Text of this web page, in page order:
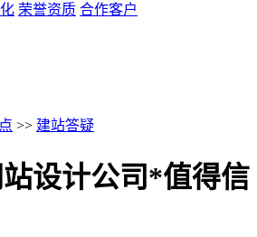
荣誉资质 合作客户
>> 建站答疑
设计公司*值得信